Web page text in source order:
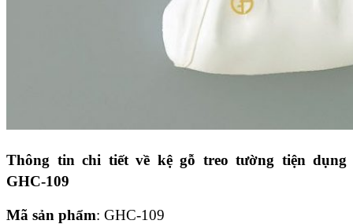
Thông tin chi tiết về kệ gỗ treo tường tiện dụng
GHC-109
Mã sản phẩm: GHC-109